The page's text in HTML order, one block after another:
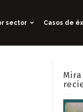
sector Casos de